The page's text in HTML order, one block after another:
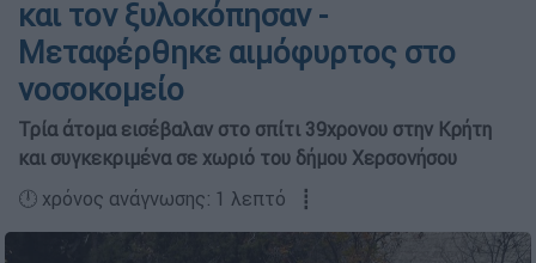
και τον ξυλοκόπησαν -
Μεταφέρθηκε αιμόφυρτος στο
νοσοκομείο
Τρία άτομα εισέβαλαν στο σπίτι 39χρονου στην Κρήτη
και συγκεκριμένα σε χωριό του δήμου Χερσονήσου
🕛 χρόνος ανάγνωσης: 1 λεπτό ┋